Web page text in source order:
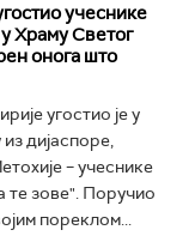
учеснике
Храму Светог
онога што
угостио је у
дијаспоре,
– учеснике
те зове". Поручио
пореклом...